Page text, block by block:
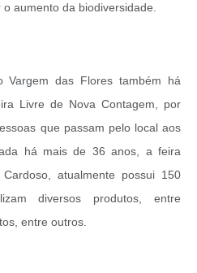
aumento da biodiversidade.
Vargem das Flores também há
Livre de Nova Contagem, por
que passam pelo local aos
há mais de 36 anos, a feira
atualmente possui 150
diversos produtos, entre
entre outros.